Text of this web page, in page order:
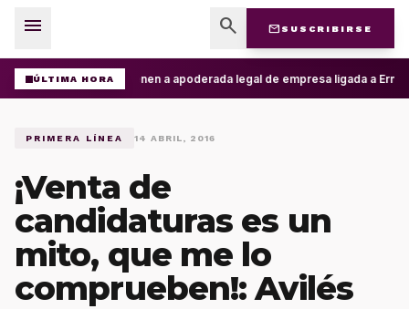
menu search mail SUSCRIBIRSE
ÚLTIMA HORADetienen a apoderada legal de empresa ligada a
PRIMERA LÍNEA 14 ABRIL, 2016
¡Venta de
candidaturas es un
mito, que me lo
comprueben!: Avilés